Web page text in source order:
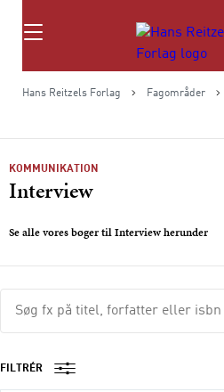
Søg
Hans Reitzels Forlag Fagområder
KOMMUNIKATION
Interview
Se alle vores bøger til Interview herunder
titel,
FILTRÉR